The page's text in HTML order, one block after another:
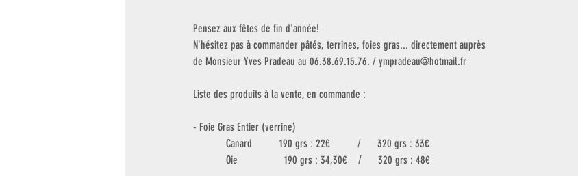
Pensez aux fêtes de fin d'année!
N'hésitez pas à commander pâtés, terrines, foies gras... directement auprès
de Monsieur Yves Pradeau au 06.38.69.15.76. / ympradeau@hotmail.fr
Liste des produits à la vente, en commande :
- Foie Gras Entier (verrine)
            Canard          190 grs : 22€          /      320 grs : 33€
            Oie                 190 grs : 34,30€    /      320 grs : 48€